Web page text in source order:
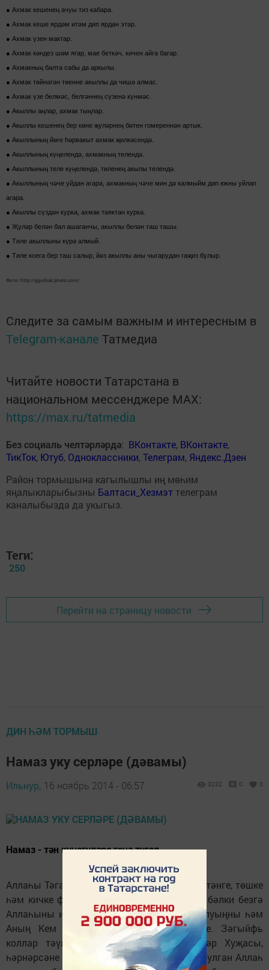
● Ахмак кешенең ачуы тиз кабара.
● Ахмак кеше ярдәм итәм дип ярдан этәр.
● Ахмак үзен мактар.
● Ахмак көндез шәм ягар, мае беткәч, кичен айга багар.
● Ахмакның балта сабы да аркылы.
● Ахмак төйнәгән төенне акыллы да чишә алмас.
● Ахмак үзе белмәс, белгәннең сүзенә күнмәс.
● Акыллы аңлар, ахмак тыңлар.
● Акыллы кешенең бер көне җүләрнең бөтен гомереннән артык.
● Акыллының йөге һәрвакыт ахмак җилкәсендә.
● Акыллының күңелендә, ахмакның телендә.
● Акыллының теле күңелендә, тиленең акылы телендә.
● Акыллының чәче уйдан агара, ахмакның чәче мин дә калмыйм дип юкны уйлап
агара.
● Акыллы сүздән курка, ахмак таяктан курка.
● Җүләр белән бал ашаганчы, акыллы белән таш ташы.
● Тиле акыллыны күрә алмый.
● Тиле коега бер таш салыр, йөз акыллы аны чыгарудан гаҗиз булыр.
Фото: http://ggulnaz.jimdo.com/
Следите за самым важным и интересным в
Telegram-канале Татмедиа
Читайте новости Татарстана в
национальном мессенджере MАХ:
https://max.ru/tatmedia
Без социаль челтәрләрдә: ВКонтакте, ВКонтакте,
ТикТок, Ютуб, Одноклассники,Телеграм, Яндекс.Дзен
Район тормышына кагылышлы иң мөһим
яңалыкларыбызны Балтаси_Хезмэт телеграм
каналыбызда да укыгыз.
Теги:
250
Перейти на страницу новости
ДИН ҺӘМ ТОРМЫШ
Намаз уку серләре (дәвамы)
Ильнур, 16 ноябрь 2014 - 06:57 3232 0 0
Намаз - тән күнегүләре генә түгел.
Аллаһы Тәгалә безгә намаз гыйбадәтен иртәнге, төшке
һәм кичке физик күнегүләр буларак түгел, бәлки безгә
Аллаһыны искә төшерүче, үзеңнең кем булуыңны һәм
Аның Кем булуын онытмас өчен бирде. Зәгыйфь
коллар тәүлегенә биш мәртәбә Галәмнәр Хуҗасы,
һәрнәрсәне Күрүче, Ишетүче, Кайгыртучы булган Аллаһ